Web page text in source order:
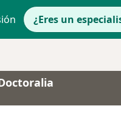
¿Eres un